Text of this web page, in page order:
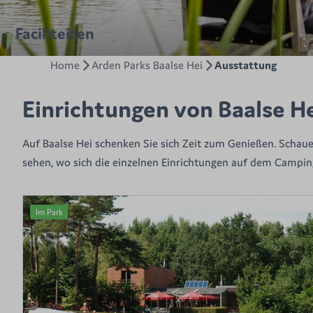
Faciliteiten
Home Arden Parks Baalse Hei Ausstattung
Einrichtungen von Baalse
Auf Baalse Hei schenken Sie sich Zeit zum Genießen.
sehen, wo sich die einzelnen Einrichtungen auf dem
Im Park